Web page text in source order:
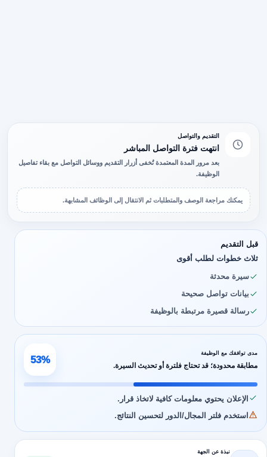
التقديم والتواصل
انتهت فترة التواصل المباشر
بعد مرور المدة المعتمدة تُخفى أزرار التقديم ووسائل التواصل مع بقاء تفاصيل
الوظيفة.
يمكنك مراجعة الوصف والمتطلبات ثم الانتقال إلى الوظائف المشابهة.
قبل التقديم
ثلاث خطوات لطلب أقوى
سيرة محدثة
بيانات تواصل صحيحة
رسالة قصيرة مرتبطة بالوظيفة
مدى توافقك مع الوظيفة
مطابقة محدودة؛ قد تحتاج فلترة أو تحديث السيرة. 53%
الإعلان يحتوي معلومات كافية لاتخاذ قرار.
استخدم فلتر المجال/الدور لتحسين النتائج.
نبذة عن الجهة